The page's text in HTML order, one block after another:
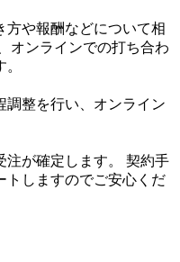
方や報酬などについて相
オンラインでの打ち合わ
調整を行い、オンライン
注が確定します。 契約手
トしますのでご安心くだ